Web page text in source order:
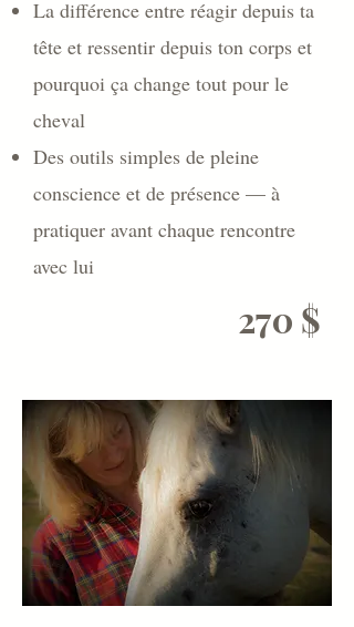
La différence entre réagir depuis ta
tête et ressentir depuis ton corps et
pourquoi ça change tout pour le
cheval
Des outils simples de pleine
conscience et de présence — à
pratiquer avant chaque rencontre
avec lui
270 $